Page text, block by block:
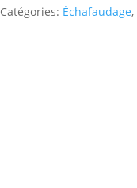
Catégories: Échafaudage,